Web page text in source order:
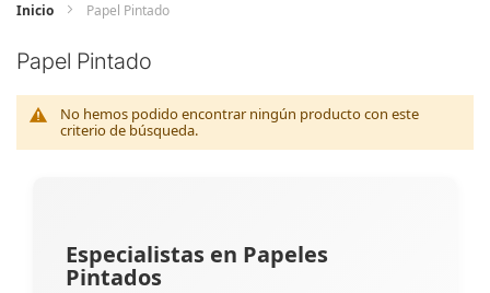
Inicio Papel Pintado
Papel Pintado
No hemos podido encontrar ningún producto con este
criterio de búsqueda.
Especialistas en Papeles
Pintados